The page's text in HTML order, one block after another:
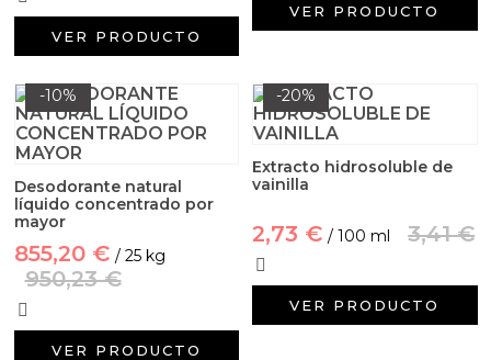
VER PRODUCTO
VER PRODUCTO
-10%
Desodorante natural
líquido concentrado por
mayor
855,20 € / 25 kg
950,23 €
VER PRODUCTO
-20%
Extracto hidrosoluble de
vainilla
2,73 € / 100 ml 3,41 €
VER PRODUCTO